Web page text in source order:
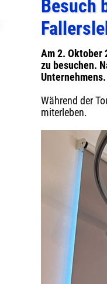
Besuch
Am 2. Oktober
zu besuchen.
Unternehmens.
Während der
miterleben.